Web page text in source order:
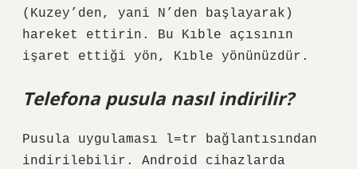
(Kuzey’den, yani N’den başlayarak)
hareket ettirin. Bu Kıble açısının
işaret ettiği yön, Kıble yönünüzdür.
Telefona pusula nasıl indirilir?
Pusula uygulaması l=tr bağlantısından
indirilebilir. Android cihazlarda